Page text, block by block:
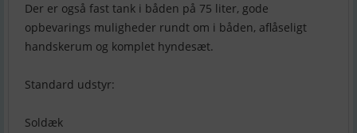
Der er også fast tank i båden på 75 liter, gode
opbevarings muligheder rundt om i båden, aflåseligt
handskerum og komplet hyndesæt.
Standard udstyr:
Soldæk